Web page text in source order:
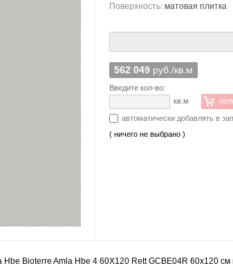
Поверхность: матовая плитка
562 049 руб./кв.м
Введите кол-во:
кв.м
автоматически добавлять в
( ничего не выбрано )
Hbe Bioterre Amla Hbe 4 60X120 Rett GCBE04R 60x120